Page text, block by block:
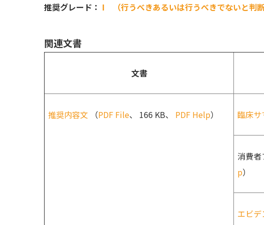
推奨グレード： I （行うべきあるいは行うべきでないと判断
関連文書
文書
推奨内容文 （PDF File、 166 KB、 PDF Help） 臨床サ
消費
p）
エビ